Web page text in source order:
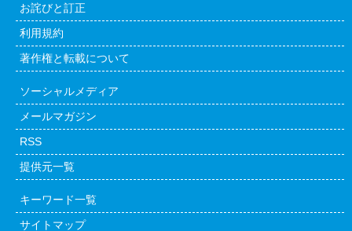
お詫びと訂正
利用規約
著作権と転載について
ソーシャルメディア
メールマガジン
RSS
提供元一覧
キーワード一覧
サイトマップ